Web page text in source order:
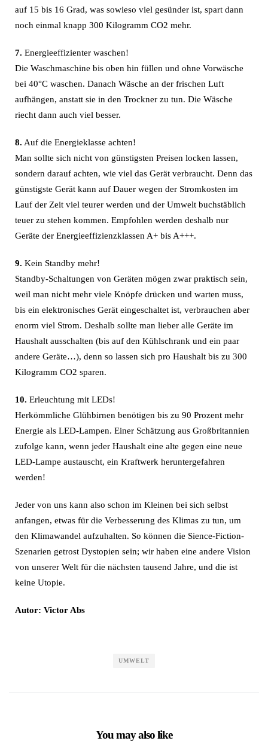
auf 15 bis 16 Grad, was sowieso viel gesünder ist, spart dann
noch einmal knapp 300 Kilogramm CO2 mehr.
7. Energieeffizienter waschen!
Die Waschmaschine bis oben hin füllen und ohne Vorwäsche
bei 40°C waschen. Danach Wäsche an der frischen Luft
aufhängen, anstatt sie in den Trockner zu tun. Die Wäsche
riecht dann auch viel besser.
8. Auf die Energieklasse achten!
Man sollte sich nicht von günstigsten Preisen locken lassen,
sondern darauf achten, wie viel das Gerät verbraucht. Denn das
günstigste Gerät kann auf Dauer wegen der Stromkosten im
Lauf der Zeit viel teurer werden und der Umwelt buchstäblich
teuer zu stehen kommen. Empfohlen werden deshalb nur
Geräte der Energieeffizienzklassen A+ bis A+++.
9. Kein Standby mehr!
Standby-Schaltungen von Geräten mögen zwar praktisch sein,
weil man nicht mehr viele Knöpfe drücken und warten muss,
bis ein elektronisches Gerät eingeschaltet ist, verbrauchen aber
enorm viel Strom. Deshalb sollte man lieber alle Geräte im
Haushalt ausschalten (bis auf den Kühlschrank und ein paar
andere Geräte…), denn so lassen sich pro Haushalt bis zu 300
Kilogramm CO2 sparen.
10. Erleuchtung mit LEDs!
Herkömmliche Glühbirnen benötigen bis zu 90 Prozent mehr
Energie als LED-Lampen. Einer Schätzung aus Großbritannien
zufolge kann, wenn jeder Haushalt eine alte gegen eine neue
LED-Lampe austauscht, ein Kraftwerk heruntergefahren
werden!
Jeder von uns kann also schon im Kleinen bei sich selbst
anfangen, etwas für die Verbesserung des Klimas zu tun, um
den Klimawandel aufzuhalten. So können die Sience-Fiction-
Szenarien getrost Dystopien sein; wir haben eine andere Vision
von unserer Welt für die nächsten tausend Jahre, und die ist
keine Utopie.
Autor: Victor Abs
UMWELT
You may also like